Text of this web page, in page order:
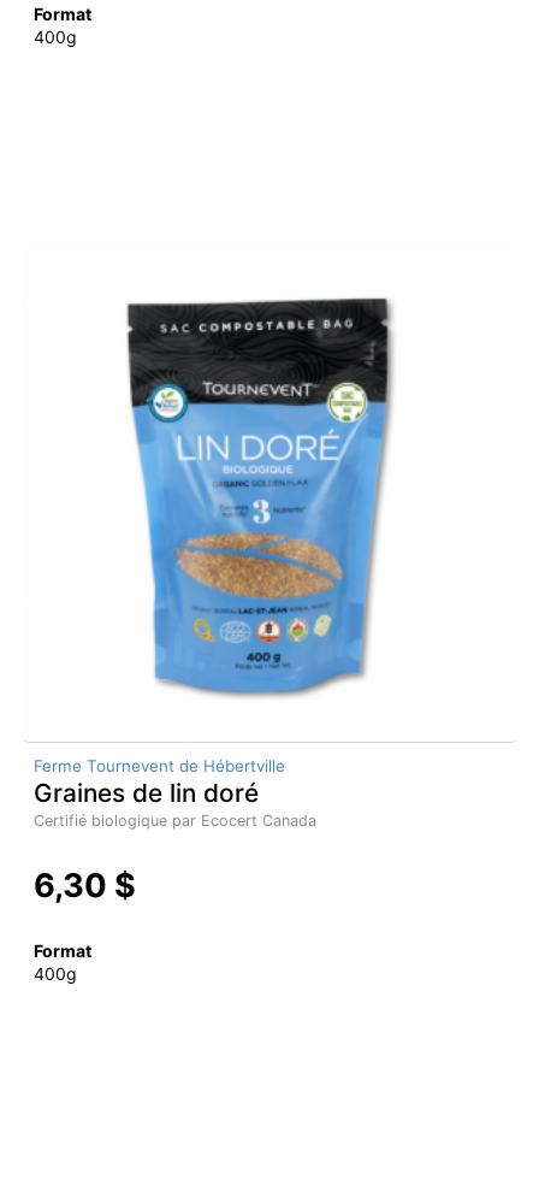
Format
400g
Ferme Tournevent de Hébertville
Graines de lin doré
Certifié biologique par Ecocert Canada
6,30 $
Format
400g